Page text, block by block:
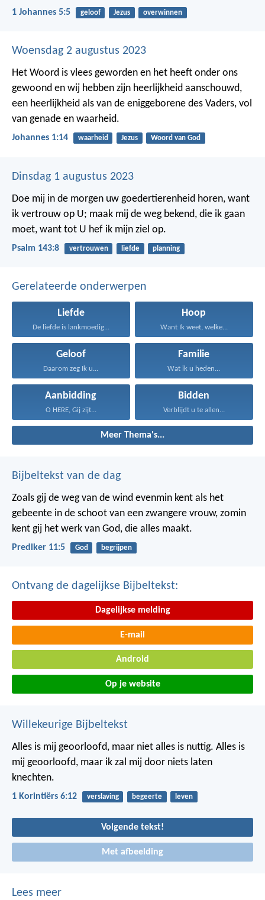
1 Johannes 5:5 geloof Jezus overwinnen
Woensdag 2 augustus 2023
Het Woord is vlees geworden en het heeft onder ons
gewoond en wij hebben zijn heerlijkheid aanschouwd,
een heerlijkheid als van de eniggeborene des Vaders, vol
van genade en waarheid.
Johannes 1:14 waarheid Jezus Woord van God
Dinsdag 1 augustus 2023
Doe mij in de morgen uw goedertierenheid horen, want
ik vertrouw op U; maak mij de weg bekend, die ik gaan
moet, want tot U hef ik mijn ziel op.
Psalm 143:8 vertrouwen liefde planning
Gerelateerde onderwerpen
Liefde
De liefde is lankmoedig...
Hoop
Want Ik weet, welke...
Geloof
Daarom zeg Ik u...
Familie
Wat ik u heden...
Aanbidding
O HERE, Gij zijt...
Bidden
Verblijdt u te allen...
Meer Thema's...
Bijbeltekst van de dag
Zoals gij de weg van de wind evenmin kent als het
gebeente in de schoot van een zwangere vrouw, zomin
kent gij het werk van God, die alles maakt.
Prediker 11:5 God begrijpen
Ontvang de dagelijkse Bijbeltekst:
Dagelijkse melding
E-mail
Android
Op je website
Willekeurige Bijbeltekst
Alles is mij geoorloofd, maar niet alles is nuttig. Alles is
mij geoorloofd, maar ik zal mij door niets laten
knechten.
1 Korintiërs 6:12 verslaving begeerte leven
Volgende tekst!
Met afbeelding
Lees meer